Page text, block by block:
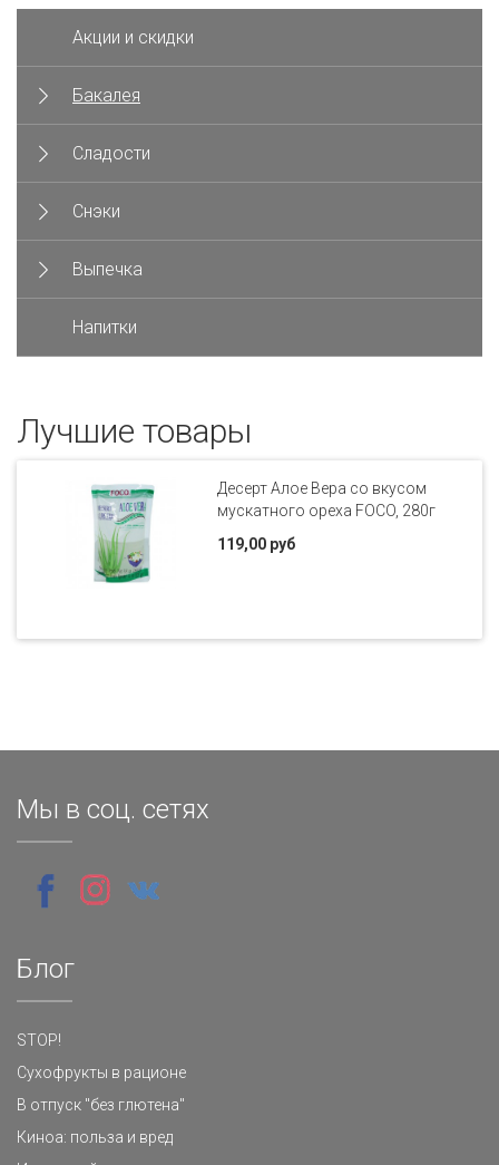
Акции и скидки
Бакалея
Сладости
Снэки
Выпечка
Напитки
Лучшие товары
Десерт Алое Вера со вкусом
мускатного ореха FOCO, 280г
119,00 руб
Мы в соц. сетях
Блог
STOP!
Сухофрукты в рационе
В отпуск "без глютена"
Киноа: польза и вред